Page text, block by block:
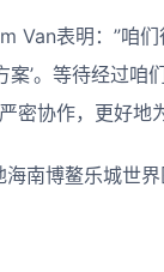
表明：”咱们
’。等待经过咱
密协作，更好地
南博鳌乐城世